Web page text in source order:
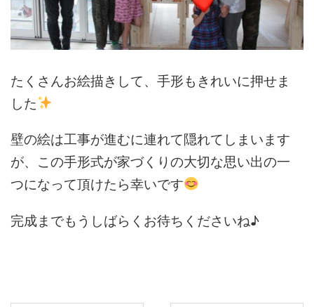
たくさんお絵描きして、手形もきれいに押せま
した
壁の絵は工事が進むに連れて隠れてしまいます
が、この手形式が家づくりの大切な思い出の一
つになって頂けたら幸いです
完成までもうしばらくお待ちくださいね♪